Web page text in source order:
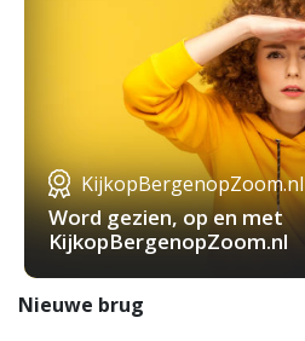
KijkopBergenopZoom.nl
Word gezien, op en met
KijkopBergenopZoom.nl
Nieuwe brug